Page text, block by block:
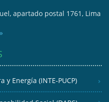
apartado postal 1761, Lima
Energía (INTE-PUCP)